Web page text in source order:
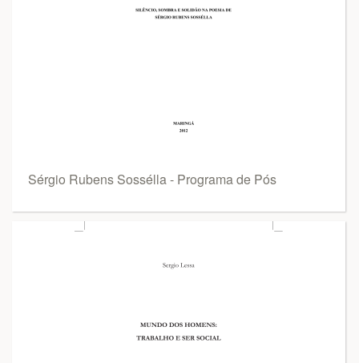
Sérgio Rubens Sossélla - Programa de Pós